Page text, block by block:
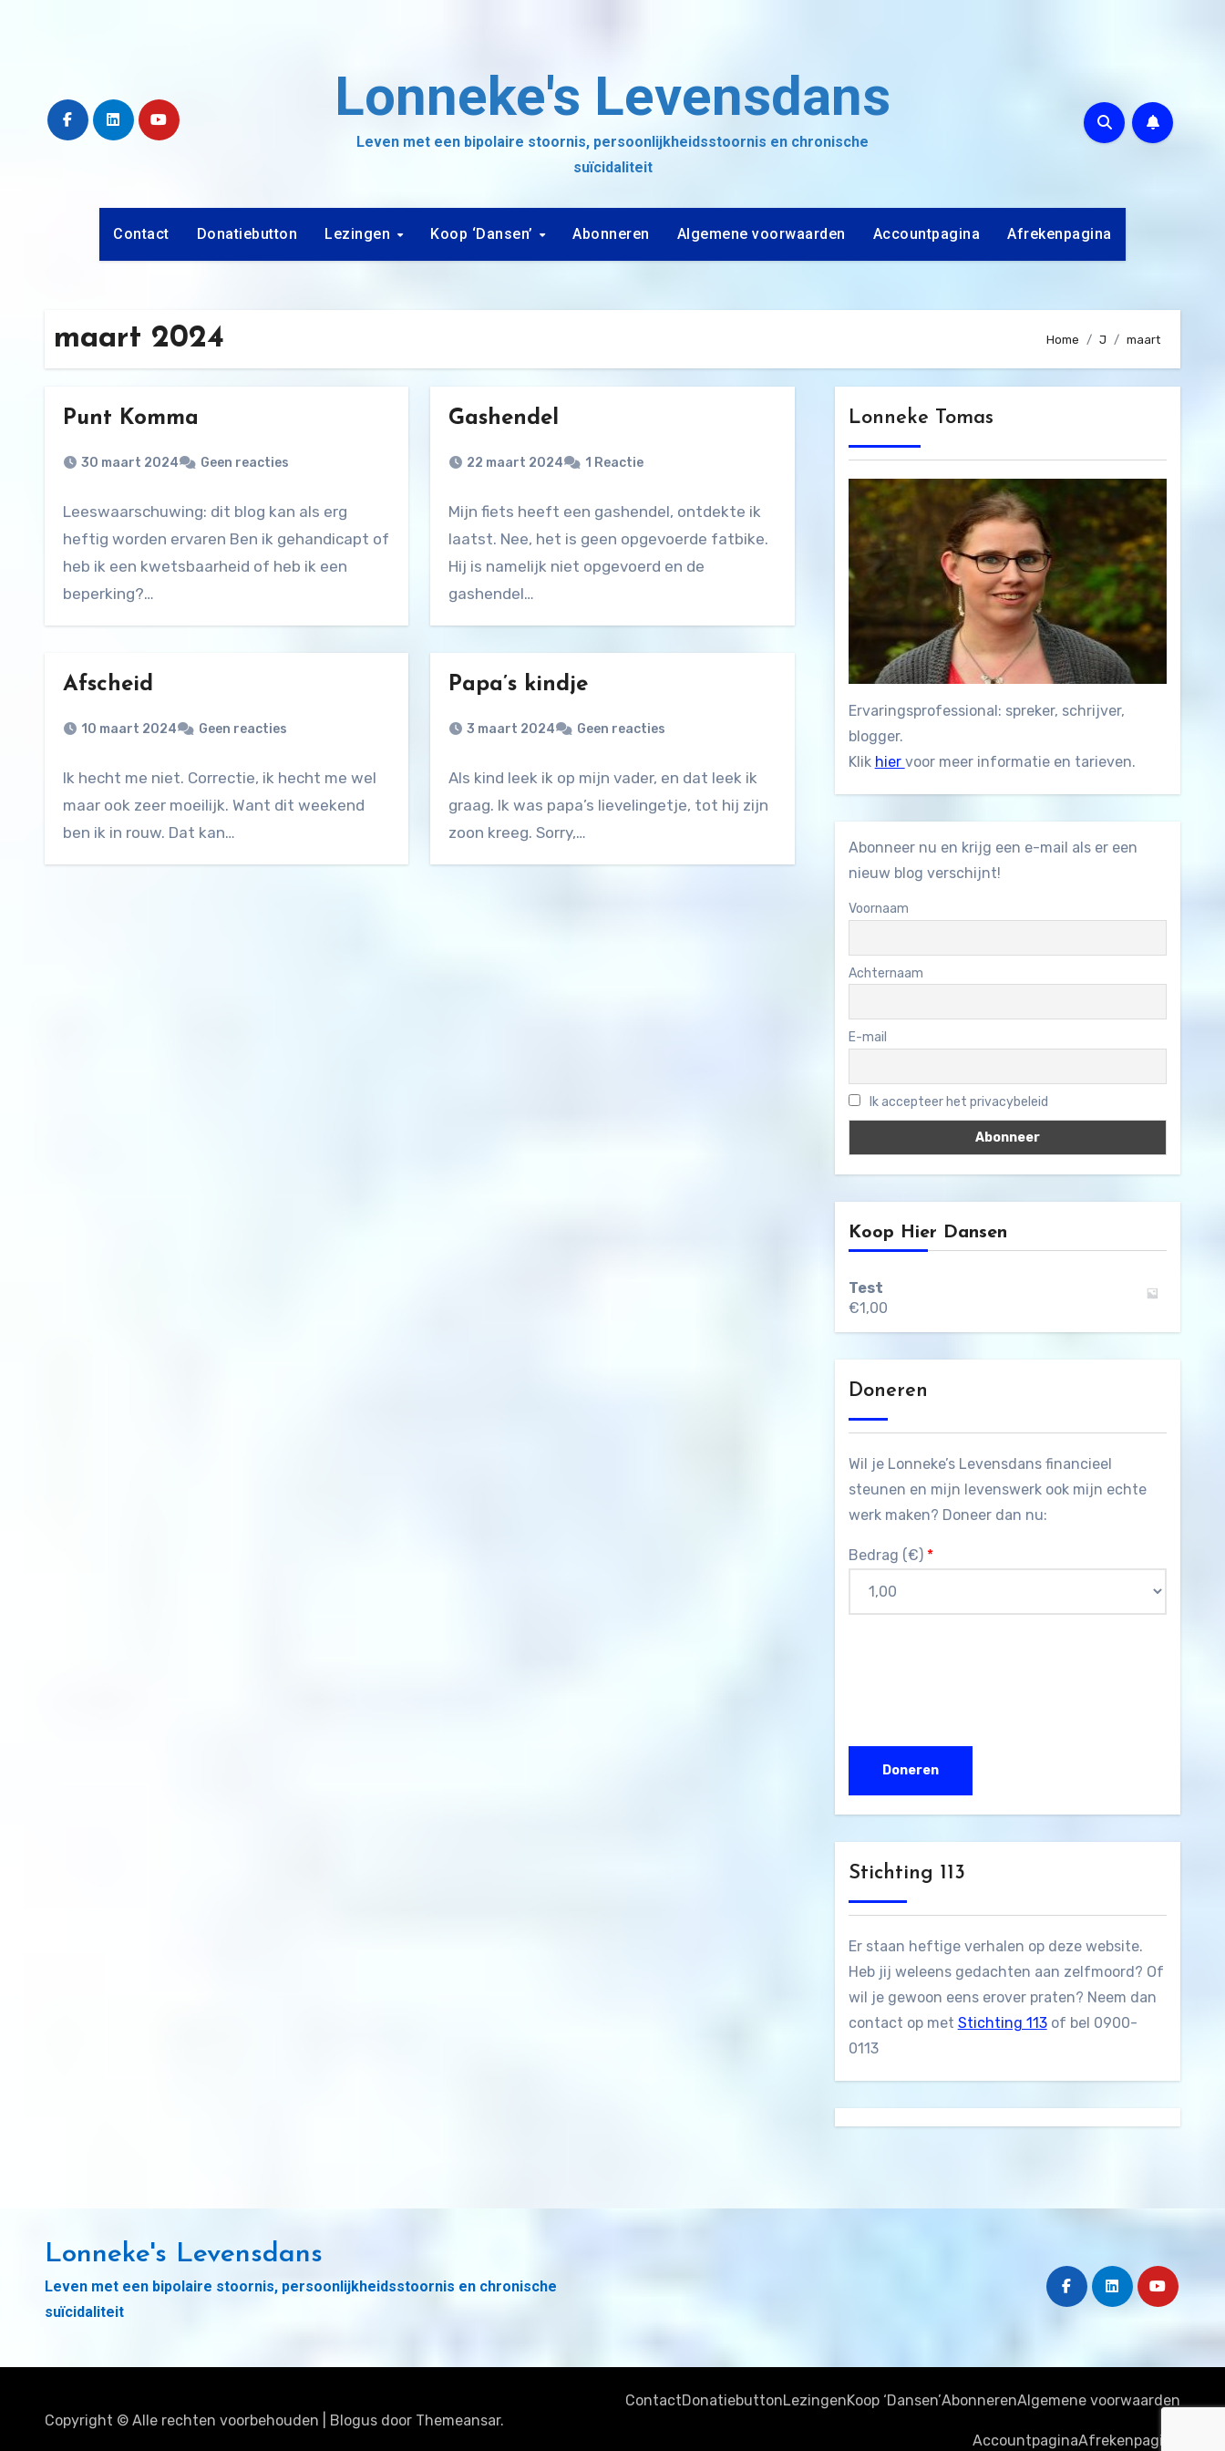
Lonneke's Levensdans
Leven met een bipolaire stoornis, persoonlijkheidsstoornis en chronische
suïcidaliteit
Contact Donatiebutton Lezingen Koop ‘Dansen’ Abonneren Algemene voorwaarden Accountpagina Afrekenpagina
maart 2024 Home J maart
Punt Komma
30 maart 2024 Geen reacties
Leeswaarschuwing: dit blog kan als erg
heftig worden ervaren Ben ik gehandicapt of
heb ik een kwetsbaarheid of heb ik een
beperking?…
Gashendel
22 maart 2024 1 Reactie
Mijn fiets heeft een gashendel, ontdekte ik
laatst. Nee, het is geen opgevoerde fatbike.
Hij is namelijk niet opgevoerd en de
gashendel…
Afscheid
10 maart 2024 Geen reacties
Ik hecht me niet. Correctie, ik hecht me wel
maar ook zeer moeilijk. Want dit weekend
ben ik in rouw. Dat kan…
Papa’s kindje
3 maart 2024 Geen reacties
Als kind leek ik op mijn vader, en dat leek ik
graag. Ik was papa’s lievelingetje, tot hij zijn
zoon kreeg. Sorry,…
Lonneke Tomas
Ervaringsprofessional: spreker, schrijver,
blogger.
Klik hier voor meer informatie en tarieven.
Abonneer nu en krijg een e-mail als er een
nieuw blog verschijnt!
Voornaam
Achternaam
E-mail
Ik accepteer het privacybeleid
Koop Hier Dansen
Test
€1,00
Doneren
Wil je Lonneke’s Levensdans financieel
steunen en mijn levenswerk ook mijn echte
werk maken? Doneer dan nu:
Bedrag (€) *
Stichting 113
Er staan heftige verhalen op deze website.
Heb jij weleens gedachten aan zelfmoord? Of
wil je gewoon eens erover praten? Neem dan
contact op met Stichting 113of bel 0900-
0113
Lonneke's Levensdans
Leven met een bipolaire stoornis, persoonlijkheidsstoornis en chronische
suïcidaliteit
Copyright © Alle rechten voorbehouden Blogus door Themeansar.
ContactDonatiebuttonLezingenKoop ‘Dansen’AbonnerenAlgemene voorwaarden
AccountpaginaAfrekenpagina